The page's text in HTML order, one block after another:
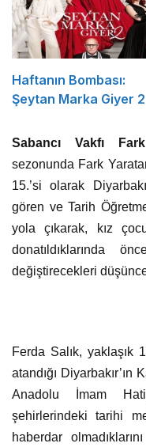
Haftanın Bombası:
Şeytan Marka Giyer 2
Sabancı Vakfı
sezonunda Fark
15.’si olarak
gören ve Tarih
yola çıkarak, kız
donatıldıklarında
değiştirecekleri
Ferda Salık, yaklaşık
atandığı Diyarbakır’ın
Anadolu İmam
şehirlerindeki tarihi
haberdar